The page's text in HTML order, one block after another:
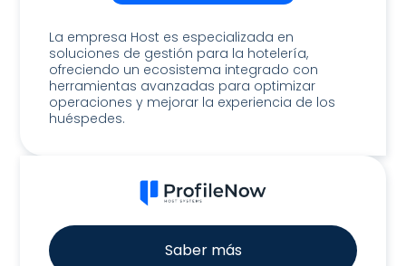
La empresa Host es especializada en
soluciones de gestión para la hotelería,
ofreciendo un ecosistema integrado con
herramientas avanzadas para optimizar
operaciones y mejorar la experiencia de los
huéspedes.
Saber más